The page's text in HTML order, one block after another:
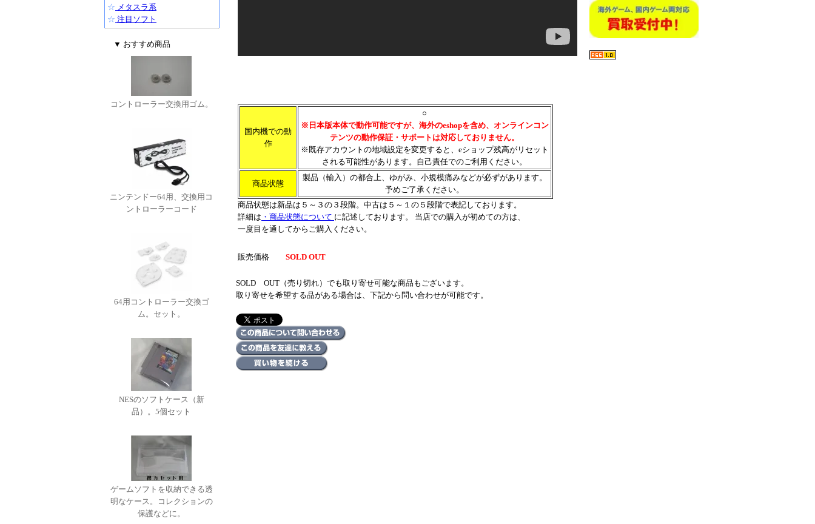
国内機での動
作
○
※日本版本体で動作可能ですが、海外のeshopを含め、オンラインコン
テンツの動作保証・サポートは対応しておりません。
※既存アカウントの地域設定を変更すると、eショップ残高がリセット
される可能性があります。自己責任でのご利用ください。
商品状態
製品（輸入）の都合上、ゆがみ、小規模痛みなどが必ずがあります。
予めご了承ください。
商品状態は新品は５～３の３段階。中古は５～１の５段階で表記しております。
詳細は ・商品状態について に記述しております。 当店での購入が初めての方は、
一度目を通してからご購入ください。
販売価格 SOLD OUT
SOLD OUT（売り切れ）でも取り寄せ可能な商品もございます。
取り寄せを希望する品がある場合は、下記から問い合わせが可能です。
☆ メタスラ系
☆ 注目ソフト
▼ おすすめ商品
コントローラー交換用ゴム。
ニンテンドー64用、交換用コ
ントローラーコード
64用コントローラー交換ゴ
ム。セット。
NESのソフトケース（新
品）。5個セット
ゲームソフトを収納できる透
明なケース。コレクションの
保護などに。